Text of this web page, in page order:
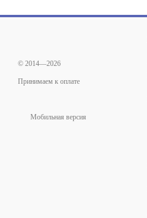
© 2014—2026
Принимаем к оплате
Мобильная версия